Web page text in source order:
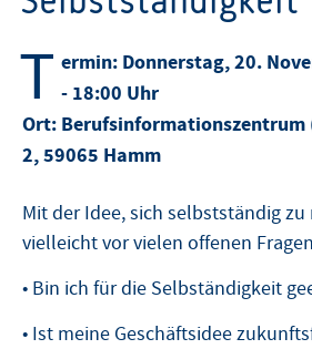
T ermin: Donnerstag, 20.
- 18:00 Uhr
Ort: Berufsinformationszentrum
2, 59065 Hamm
Mit der Idee, sich selbstständig
vielleicht vor vielen offenen
• Bin ich für die Selbständigkeit
• Ist meine Geschäftsidee